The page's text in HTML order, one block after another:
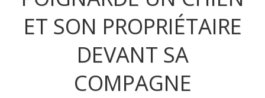
ET SON PROPRIÉTAIRE
DEVANT SA
COMPAGNE